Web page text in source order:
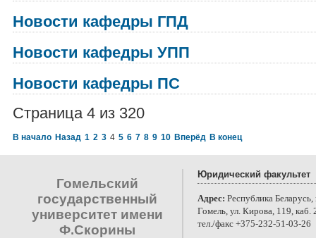
Новости кафедры ГПД
Новости кафедры УПП
Новости кафедры ПС
Страница 4 из 320
В начало Назад 1 2 3 4 5 6 7 8 9 10 Вперёд В конец
Гомельский
государственный
университет имени
Ф.Скорины
Юридический факультет
Адрес: Республика Беларусь,
Гомель, ул. Кирова, 119, каб.
тел./факс +375-232-51-03-26